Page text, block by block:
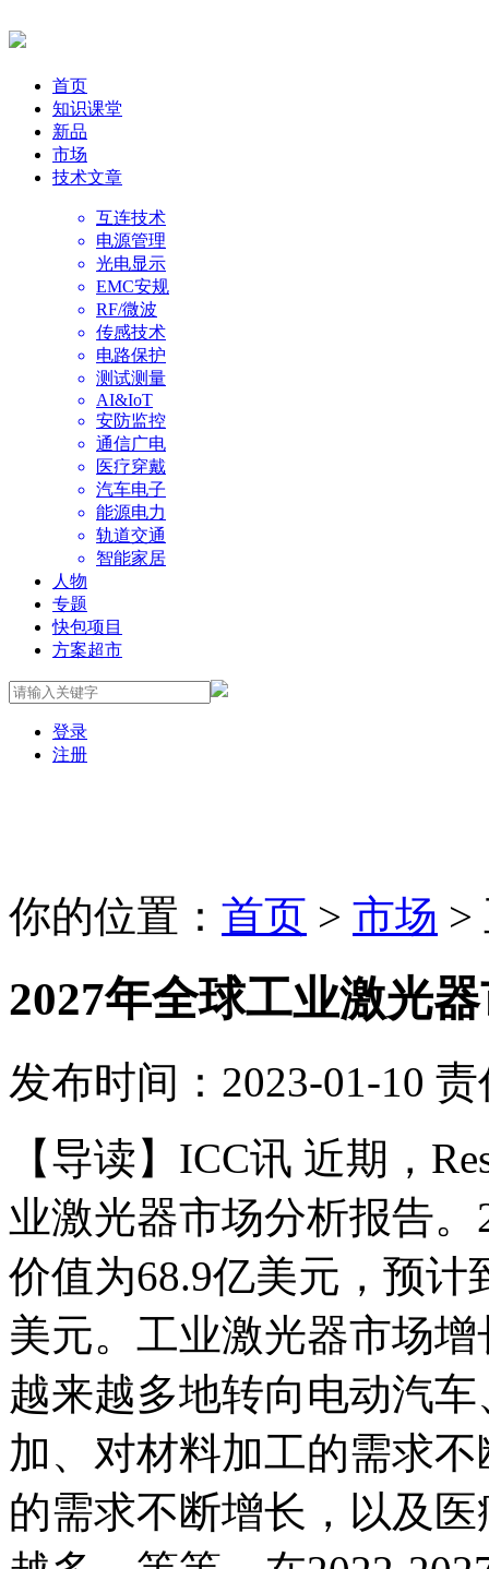
首页
知识课堂
新品
市场
技术文章
互连技术
电源管理
光电显示
EMC安规
RF/微波
传感技术
电路保护
测试测量
AI&IoT
安防监控
通信广电
医疗穿戴
汽车电子
能源电力
轨道交通
智能家居
人物
专题
快包项目
方案超市
登录
注册
你的位置： 首页 > 市场 >
2027年全球工业激光
发布时间：2023-01-10 责
【导读】ICC讯 近期，
业激光器市场分析报告
价值为68.9亿美元，预计
美元。工业激光器市场
越来越多地转向电动汽
加、对材料加工的需求
的需求不断增长，以及